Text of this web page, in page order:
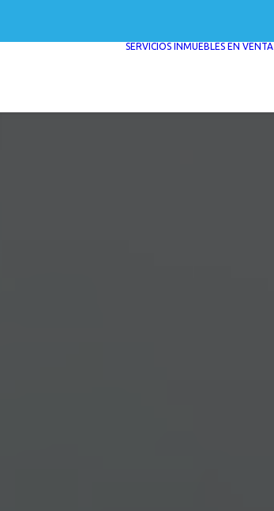
SERVICIOS INMUEBLES EN VENTA